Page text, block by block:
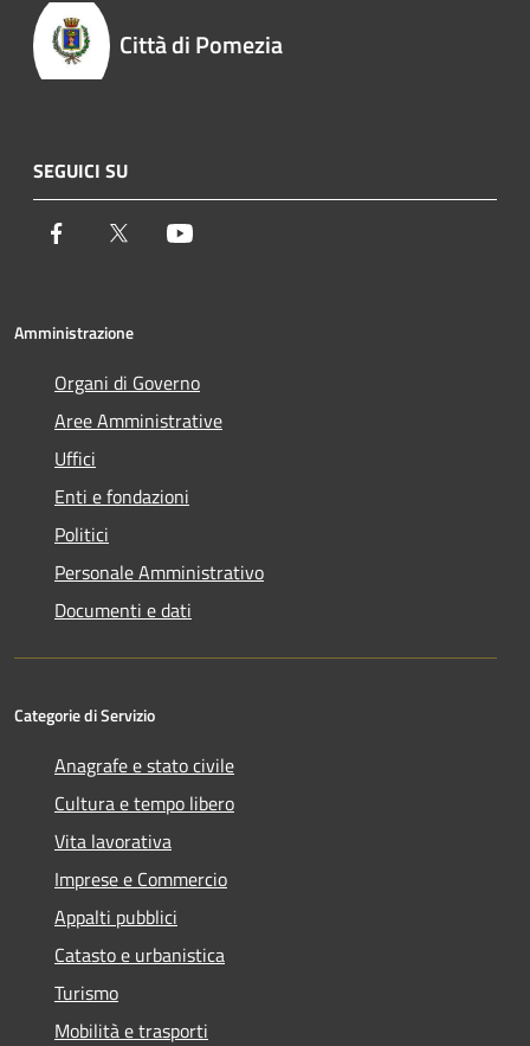
Città di Pomezia
SEGUICI SU
Facebook Twitter
Amministrazione
Organi di Governo
Aree Amministrative
Uffici
Enti e fondazioni
Politici
Personale Amministrativo
Documenti e dati
Categorie di Servizio
Anagrafe e stato civile
Cultura e tempo libero
Vita lavorativa
Imprese e Commercio
Appalti pubblici
Catasto e urbanistica
Turismo
Mobilità e trasporti